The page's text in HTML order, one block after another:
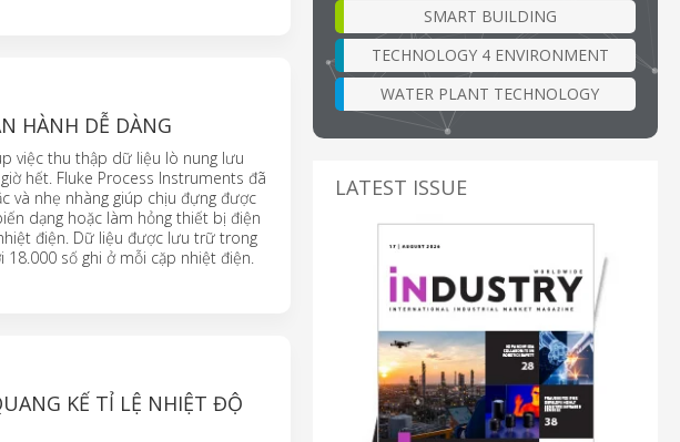
HÀNH DỄ DÀNG
việc thu thập dữ liệu lò nung lưu
hết. Fluke Process Instruments đã
và nhẹ nhàng giúp chịu đựng được
dạng hoặc làm hỏng thiết bị điện
điện. Dữ liệu được lưu trữ trong
số ghi ở mỗi cặp nhiệt điện.
KẾ TỈ LỆ NHIỆT ĐỘ
SMART BUILDING
TECHNOLOGY 4 ENVIRONMENT
WATER PLANT TECHNOLOGY
LATEST ISSUE